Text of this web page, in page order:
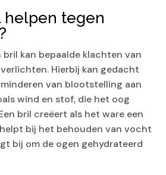
helpen tegen
bril kan bepaalde klachten van
Hierbij kan gedacht
van blootstelling aan
wind en stof, die het oog
bril creëert als het ware een
bij het behouden van vocht
bij om de ogen gehydrateerd